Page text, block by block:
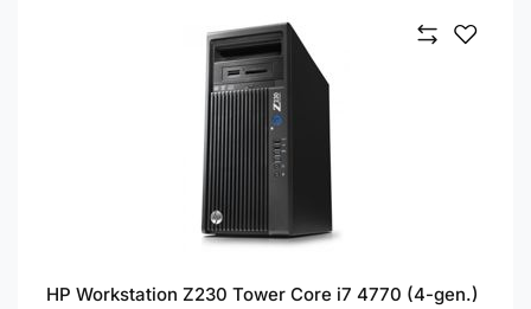
HP Workstation Z230 Tower Core i7 4770 (4-gen.)